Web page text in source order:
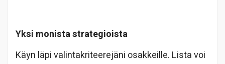
Yksi monista strategioista
Käyn läpi valintakriteerejäni osakkeille. Lista voi